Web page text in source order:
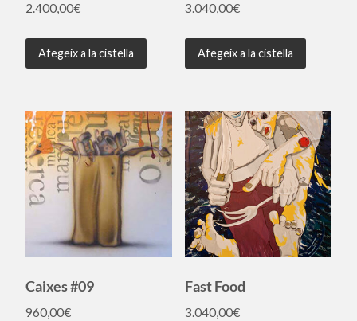
2.400,00€
Afegeix a la cistella
3.040,00€
Afegeix a la cistella
Caixes #09
960,00€
Fast Food
3.040,00€